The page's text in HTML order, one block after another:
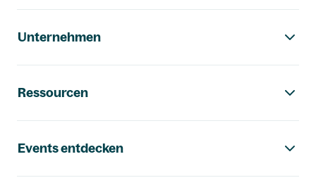
Unternehmen
Ressourcen
Events entdecken